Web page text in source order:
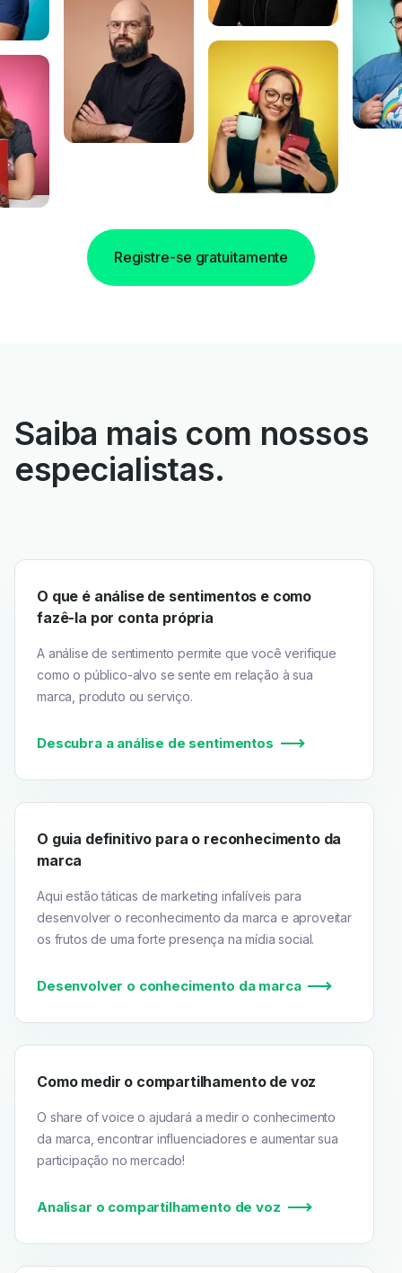
Registre-se gratuitamente
Saiba mais com nossos
especialistas.
O que é análise de sentimentos e como
fazê-la por conta própria
A análise de sentimento permite que você verifique
como o público-alvo se sente em relação à sua
marca, produto ou serviço.
Descubra a análise de sentimentos
O guia definitivo para o reconhecimento da
marca
Aqui estão táticas de marketing infalíveis para
desenvolver o reconhecimento da marca e aproveitar
os frutos de uma forte presença na mídia social.
Desenvolver o conhecimento da marca
Como medir o compartilhamento de voz
O share of voice o ajudará a medir o conhecimento
da marca, encontrar influenciadores e aumentar sua
participação no mercado!
Analisar o compartilhamento de voz